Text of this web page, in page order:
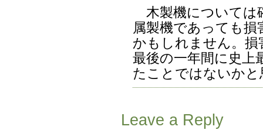
木製機については
属製機であっても
かもしれません。損
最後の一年間に史上
たことではないかと
Leave a Reply